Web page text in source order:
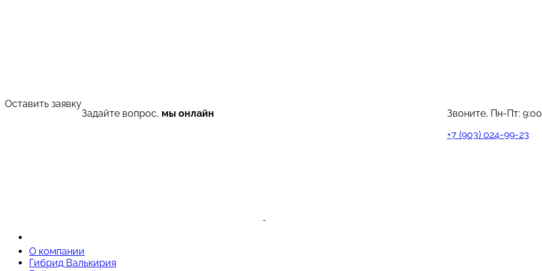
Оставить заявку
Задайте вопрос, мы онлайн Звоните, Пн-Пт:
+7 (903) 024-99-23
О компании
Гибрид Валькирия